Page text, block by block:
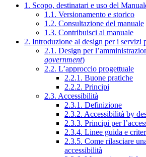
1. Scopo, destinatari e uso del
1.1. Versionamento e storico
1.2. Consultazione del manuale
1.3. Contribuisci al manuale
2. Introduzione al design per i servizi
2.1. Design per
government)
2.2. L’approccio progettuale
2.2.1. Buone pratiche
2.2.2. Principi
2.3. Accessibilità
2.3.1. Definizione
2.3.2. Accessibilità by
2.3.3. Principi per
2.3.4. Linee guida e
2.3.5. Come rilasciare
accessibilità